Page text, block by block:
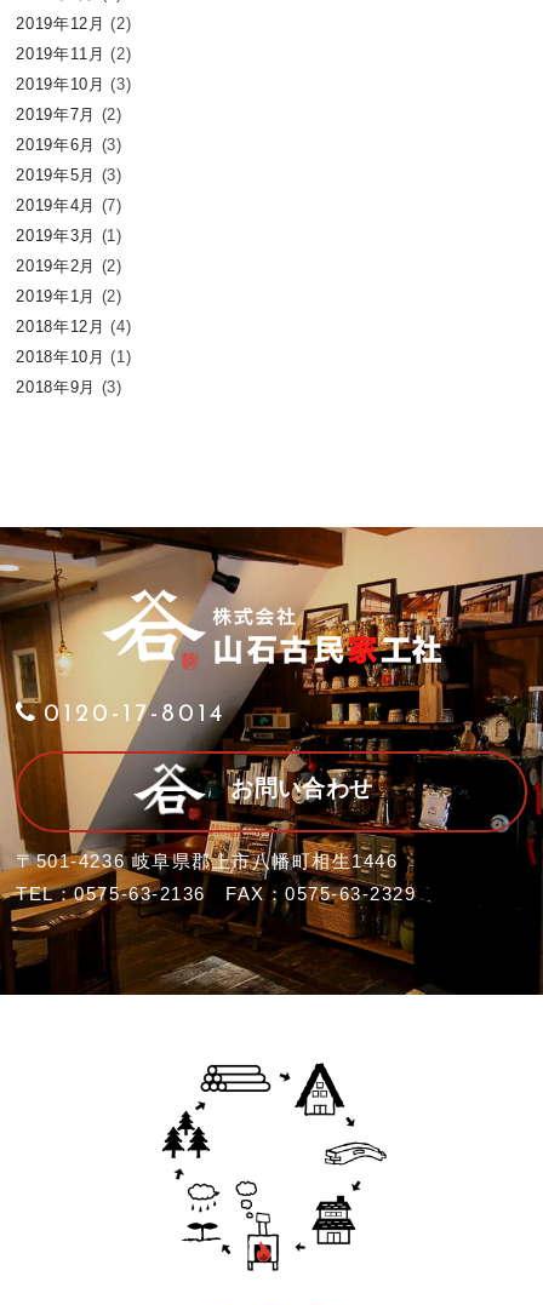
2019年12月 (2)
2019年11月 (2)
2019年10月 (3)
2019年7月 (2)
2019年6月 (3)
2019年5月 (3)
2019年4月 (7)
2019年3月 (1)
2019年2月 (2)
2019年1月 (2)
2018年12月 (4)
2018年10月 (1)
2018年9月 (3)
0120-17-8014
お問い合わせ
〒501-4236 岐阜県郡上市八幡町相生1446
TEL：0575-63-2136 FAX：0575-63-2329